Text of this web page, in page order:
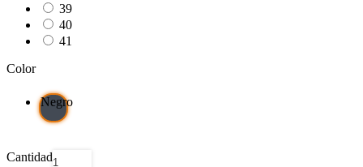
39
40
41
Color
Negro
Cantidad